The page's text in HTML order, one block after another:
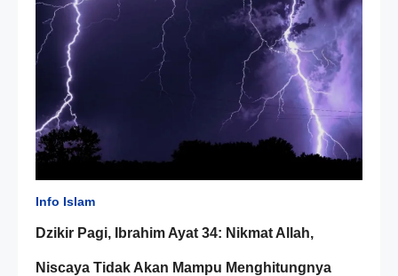
Info Islam
Dzikir Pagi, Ibrahim Ayat 34: Nikmat Allah,
Niscaya Tidak Akan Mampu Menghitungnya